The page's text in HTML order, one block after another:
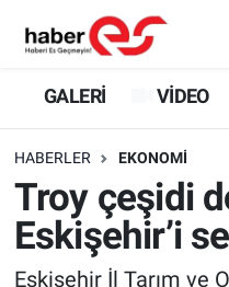
GALERİ VİDEO
HABERLER EKONOMİ
Troy çeşidi
Eskişehir’i
Eskişehir İl Tarım ve
GALERİ
YAZARLAR
GÜNDEM
Eskişehir Nöbetçi
Eskişehir Trafik
Süper Lig Puan